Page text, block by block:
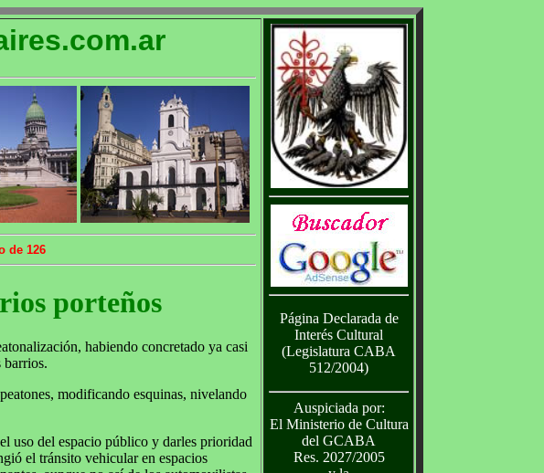
de 126
porteños
habiendo concretado ya casi
barrios.
modificando esquinas, nivelando
uso del espacio público y darles prioridad
el tránsito vehicular en espacios
Página Declarada de
Interés Cultural
(Legislatura CABA
512/2004)
Auspiciada por:
El Ministerio de Cultura
del GCABA
Res. 2027/2005